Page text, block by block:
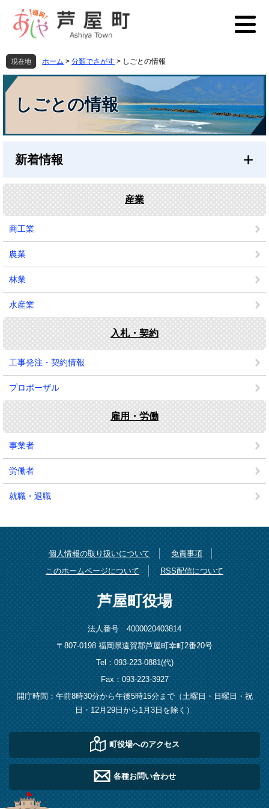
先
頭
す
を
飛
し
文
現在地 ホーム > 分類でさがす > しごとの情報
文
しごとの情報
新着情報
産業
商工業
農業
林業
水産業
入札・契約
工事発注・契約情報
プロポーザル
雇用・労働
事業者
労働者
就職・退職
個人情報の取り扱いについて
免責事項
このホームページについて
RSS配信について
芦屋町役場
法人番号 4000020403814
〒807-0198 福岡県遠賀郡芦屋町幸町2番20号
Tel：093-223-0881(代)
Fax：093-223-3927
開庁時間：午前8時30分から午後5時15分まで（土曜日・日曜日・祝
日・12月29日から1月3日を除く）
町役場へのアクセス
各種お問い合わせ